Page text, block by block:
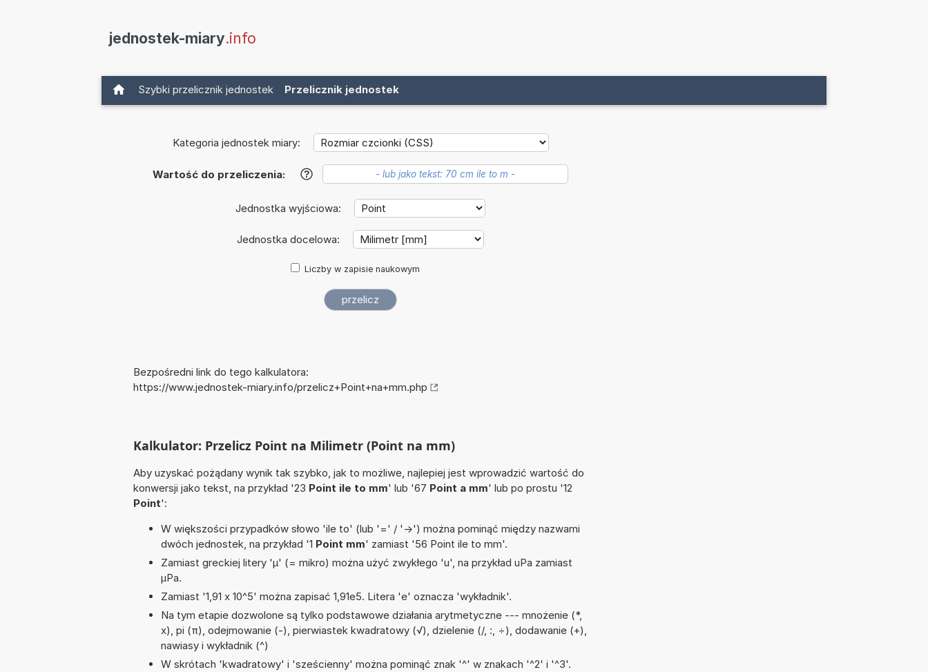
jednostek-miary.info
Szybki przelicznik jednostek Przelicznik jednostek
Kategoria jednostek miary:
Wartość do przeliczenia: ?
Jednostka wyjściowa:
Jednostka docelowa:
Liczby w zapisie naukowym
Bezpośredni link do tego kalkulatora:
https://www.jednostek-miary.info/przelicz+Point+na+mm.php
Kalkulator: Przelicz Point na Milimetr (Point na mm)
Aby uzyskać pożądany wynik tak szybko, jak to możliwe, najlepiej jest wprowadzić wartość do
konwersji jako tekst, na przykład '23 Point ile to mm' lub '67 Point a mm' lub po prostu '12
Point':
W większości przypadków słowo 'ile to' (lub '=' / '->') można pominąć między nazwami
dwóch jednostek, na przykład '1 Point mm' zamiast '56 Point ile to mm'.
Zamiast greckiej litery 'µ' (= mikro) można użyć zwykłego 'u', na przykład uPa zamiast
µPa.
Zamiast '1,91 x 10^5' można zapisać 1,91e5. Litera 'e' oznacza 'wykładnik'.
Na tym etapie dozwolone są tylko podstawowe działania arytmetyczne --- mnożenie (*,
x), pi (π), odejmowanie (-), pierwiastek kwadratowy (√), dzielenie (/, :, ÷), dodawanie (+),
nawiasy i wykładnik (^)
W skrótach 'kwadratowy' i 'sześcienny' można pominąć znak '^' w znakach '^2' i '^3'.